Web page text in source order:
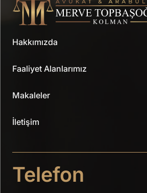
Hakkımızda
Faaliyet Alanlarımız
Makaleler
İletişim
Telefon